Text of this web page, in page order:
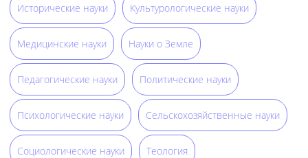
Исторические науки Культурологические науки
Медицинские науки Науки о Земле
Педагогические науки Политические науки
Психологические науки Сельскохозяйственные науки
Социологические науки Теология